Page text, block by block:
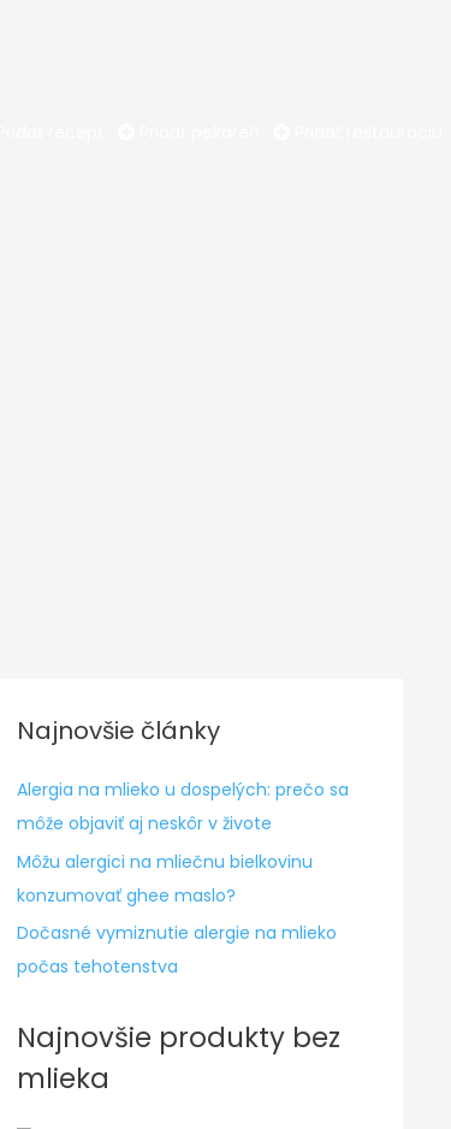
Najnovšie články
Alergia na mlieko u dospelých: prečo sa
môže objaviť aj neskôr v živote
Môžu alergici na mliečnu bielkovinu
konzumovať ghee maslo?
Dočasné vymiznutie alergie na mlieko
počas tehotenstva
Najnovšie produkty bez
mlieka